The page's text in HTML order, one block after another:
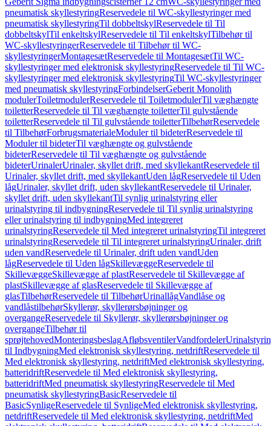
pneumatisk skyllestyringReservedele til WC-skyllestyringer med
pneumatisk skyllestyringTil dobbeltskylReservedele til Til
dobbeltskylTil enkeltskylReservedele til Til enkeltskylTilbehør til
WC-skyllestyringerReservedele til Tilbehør til WC-
skyllestyringerMontagesætReservedele til MontagesætTil WC-
skyllestyringer med elektronisk skyllestyringReservedele til Til WC-
skyllestyringer med elektronisk skyllestyringTil WC-skyllestyringer
med pneumatisk skyllestyringForbindelserGeberit Monolith
modulerToiletmodulerReservedele til ToiletmodulerTil væghængte
toiletterReservedele til Til væghængte toiletterTil gulvstående
toiletterReservedele til Til gulvstående toiletterTilbehørReservedele
til TilbehørForbrugsmaterialeModuler til bideterReservedele til
Moduler til bideterTil væghængte og gulvstående
bideterReservedele til Til væghængte og gulvstående
bideterUrinalerUrinaler, skyllet drift, med skyllekantReservedele til
Urinaler, skyllet drift, med skyllekantUden lågReservedele til Uden
lågUrinaler, skyllet drift, uden skyllekantReservedele til Urinaler,
skyllet drift, uden skyllekantTil synlig urinalstyring eller
urinalstyring til indbygningReservedele til Til synlig urinalstyring
eller urinalstyring til indbygningMed integreret
urinalstyringReservedele til Med integreret urinalstyringTil integreret
urinalstyringReservedele til Til integreret urinalstyringUrinaler, drift
uden vandReservedele til Urinaler, drift uden vandUden
lågReservedele til Uden lågSkillevæggeReservedele til
SkillevæggeSkillevægge af plastReservedele til Skillevægge af
plastSkillevægge af glasReservedele til Skillevægge af
glasTilbehørReservedele til TilbehørUrinallågVandlåse og
vandlåstilbehørSkyllerør, skyllerørsbøjninger og
overgangeReservedele til Skyllerør, skyllerørsbøjninger og
overgangeTilbehør til
sprøjtehovedMonteringsbeslagAfløbsventilerVandfordeler
til IndbygningMed elektronisk skyllestyring, netdriftReservedele til
Med elektronisk skyllestyring, netdriftMed elektronisk skyllestyring,
batteridriftReservedele til Med elektronisk skyllestyring,
batteridriftMed pneumatisk skyllestyringReservedele til Med
pneumatisk skyllestyringBasicReservedele til
BasicSynligeReservedele til SynligeMed elektronisk skyllestyring,
netdriftReservedele til Med elektronisk skyllestyring, netdriftMed